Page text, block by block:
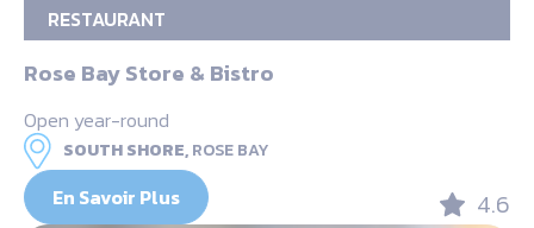
RESTAURANT
Rose Bay Store & Bistro
Open year-round
SOUTH SHORE,ROSE BAY
En Savoir Plus 4.6